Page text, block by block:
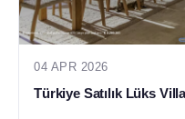
04 APR 2026
Türkiye Satılık Lüks